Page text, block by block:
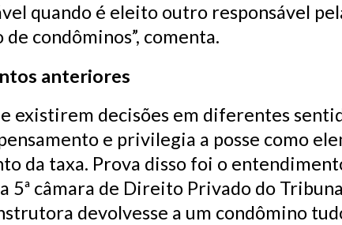
quando é eleito outro responsável
de condôminos”, comenta.
anteriores
existirem decisões em diferentes
e privilegia a posse como
da taxa. Prova disso foi o
5ª câmara de Direito Privado do
devolvesse a um condômino